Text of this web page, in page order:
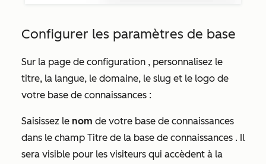
Configurer les paramètres de base
Sur la page de configuration , personnalisez le
titre, la langue, le domaine, le slug et le logo de
votre base de connaissances :
Saisissez le nom de votre base de connaissances
dans le champ Titre de la base de connaissances . Il
sera visible pour les visiteurs qui accèdent à la